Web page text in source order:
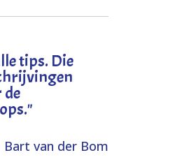
tips. Die
"
Bart van der Bom